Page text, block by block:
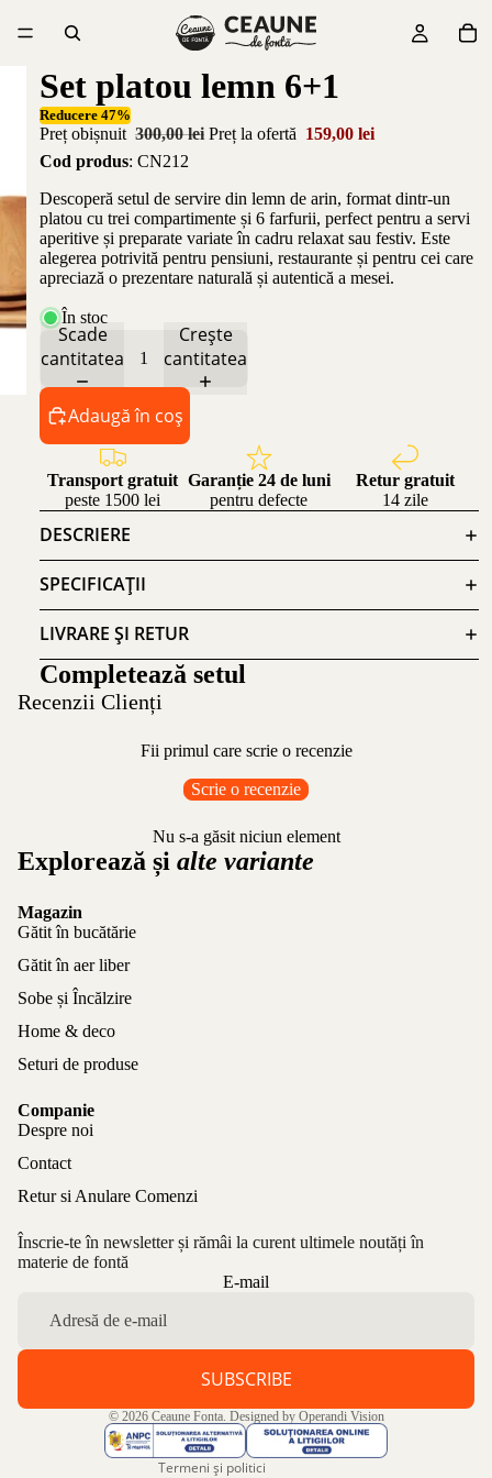
Set platou lemn 6+1
Reducere 47%
Preț obișnuit 300,00 lei Preț la ofertă 159,00 lei
Cod produs: CN212
Descoperă setul de servire din lemn de arin, format dintr-un
platou cu trei compartimente și 6 farfurii, perfect pentru a servi
aperitive și preparate variate în cadru relaxat sau festiv. Este
alegerea potrivită pentru pensiuni, restaurante și pentru cei care
apreciază o prezentare naturală și autentică a mesei.
În stoc
Scade
cantitatea
Crește
cantitatea
Adaugă în coș
Transport gratuit
peste 1500 lei
Garanție 24 de luni
pentru defecte
Retur gratuit
14 zile
DESCRIERE
SPECIFICAȚII
LIVRARE ȘI RETUR
Completează setul
Recenzii Clienți
Fii primul care scrie o recenzie
Scrie o recenzie
Nu s-a găsit niciun element
Explorează și alte variante
Magazin
Gătit în bucătărie
Gătit în aer liber
Sobe și Încălzire
Home & deco
Seturi de produse
Companie
Despre noi
Contact
Retur si Anulare Comenzi
Înscrie-te în newsletter și rămâi la curent ultimele noutăți în
materie de fontă
E-mail
SUBSCRIBE
© 2026 Ceaune Fonta. Designed by Operandi Vision
Termeni și politici
Politica de confidențialitate
Aviz legal